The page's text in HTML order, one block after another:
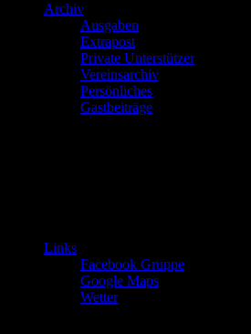
Archiv
Ausgaben
Extrapost
Private Unterstützer
Vereinsarchiv
Persönliches
Gastbeiträge
Links
Facebook Gruppe
Google Maps
Wetter